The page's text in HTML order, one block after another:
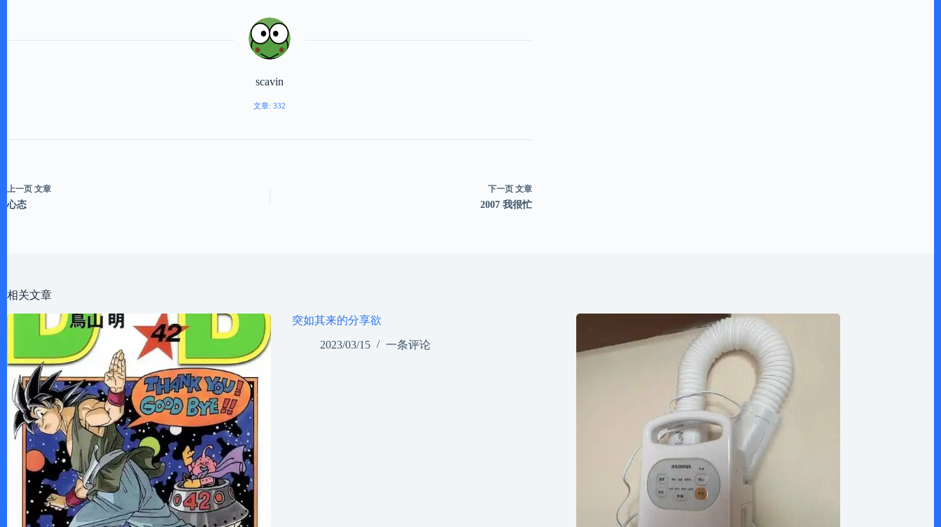
scavin
文章: 332
上一页 文章
心态
下一页 文章
2007 我很忙
相关文章
突如其来的分享欲
2023/03/15 一条评论